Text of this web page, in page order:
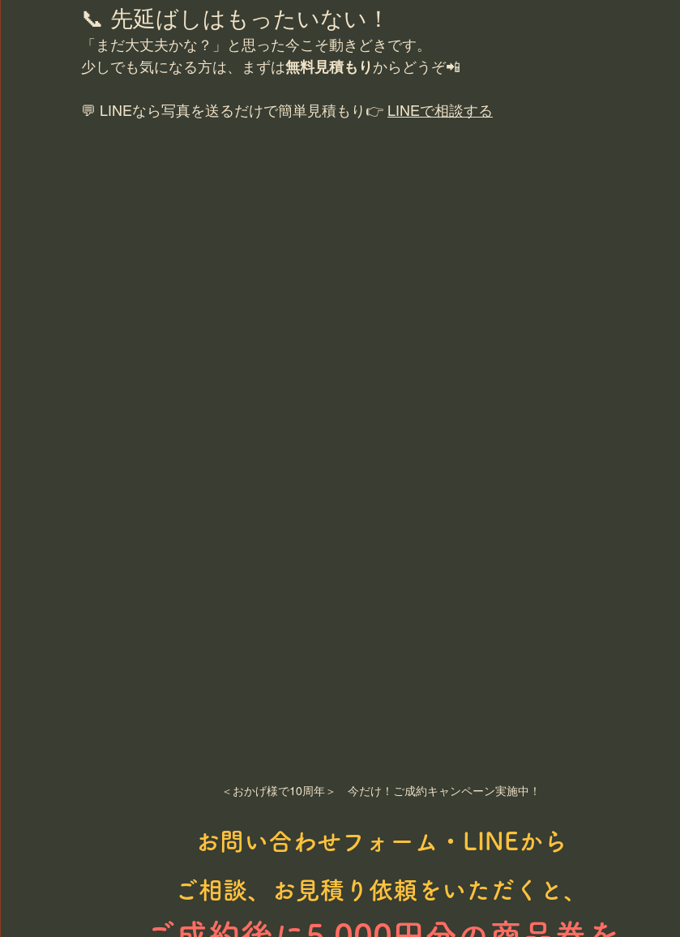
📞 先延ばしはもったいない！
「まだ大丈夫かな？」と思った今こそ動きどきです。
少しでも気になる方は、まずは無料見積もりからどうぞ📲
💬 LINEなら写真を送るだけで簡単見積もり👉 LINEで相談する
＜おかげ様で10周年＞　今だけ！ご成約キャンペーン実施中！
お問い合わせフォーム・LINEから
ご相談、お見積り依頼をいただくと、